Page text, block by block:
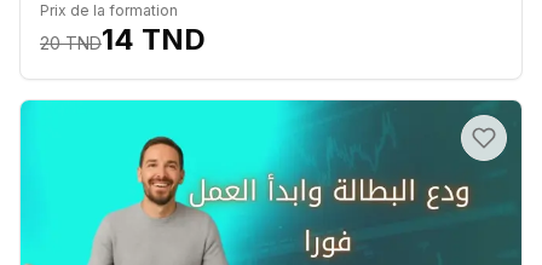
Prix de la formation
20TND14 TND